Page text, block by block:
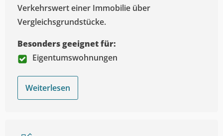
Verkehrswert einer Immobilie über
Vergleichsgrundstücke.
Besonders geeignet für:
Eigentumswohnungen
Weiterlesen